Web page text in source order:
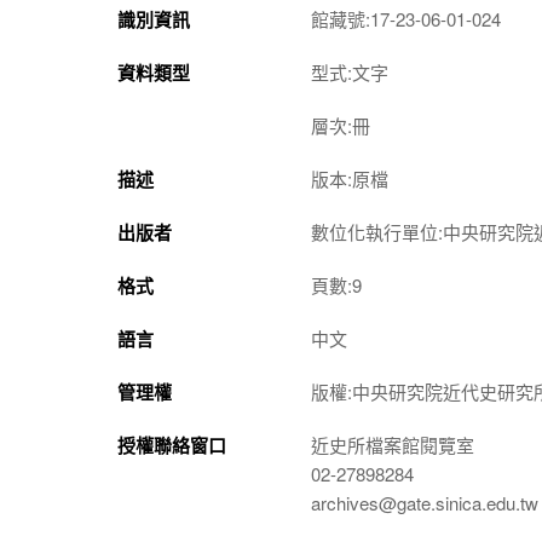
識別資訊 館藏號:17-23-06-01-024
資料類型 型式:文字
層次:冊
描述 版本:原檔
出版者 數位化執行單位:中央研究院
格式 頁數:9
語言 中文
管理權 版權:中央研究院近代史研究
授權聯絡窗口
近史所檔案館閱覽室
02-27898284
archives@gate.sinica.edu.tw